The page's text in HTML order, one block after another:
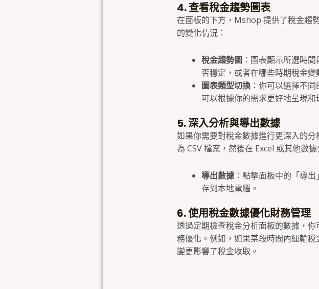
4. 查看稅金趨勢圖表
在面板的下方，Mshop 提供了稅金趨
的變化情況：
稅金趨勢圖 ：圖表顯示所選時
否穩定，或者在哪些時期稅金變
圖表類型切換：你可以選擇不
可以根據你的需求更好地呈現和
5. 深入分析與導出數據
如果你需要對稅金數據進行更深入的
為 CSV 檔案，然後在 Excel 或其他數
導出數據：點擊面板中的「導
存到本地電腦。
6. 使用稅金數據優化財務管理
透過定期檢查稅金分析面板的數據，
務優化。例如，如果某段時間內運輸
變更影響了稅金收取。